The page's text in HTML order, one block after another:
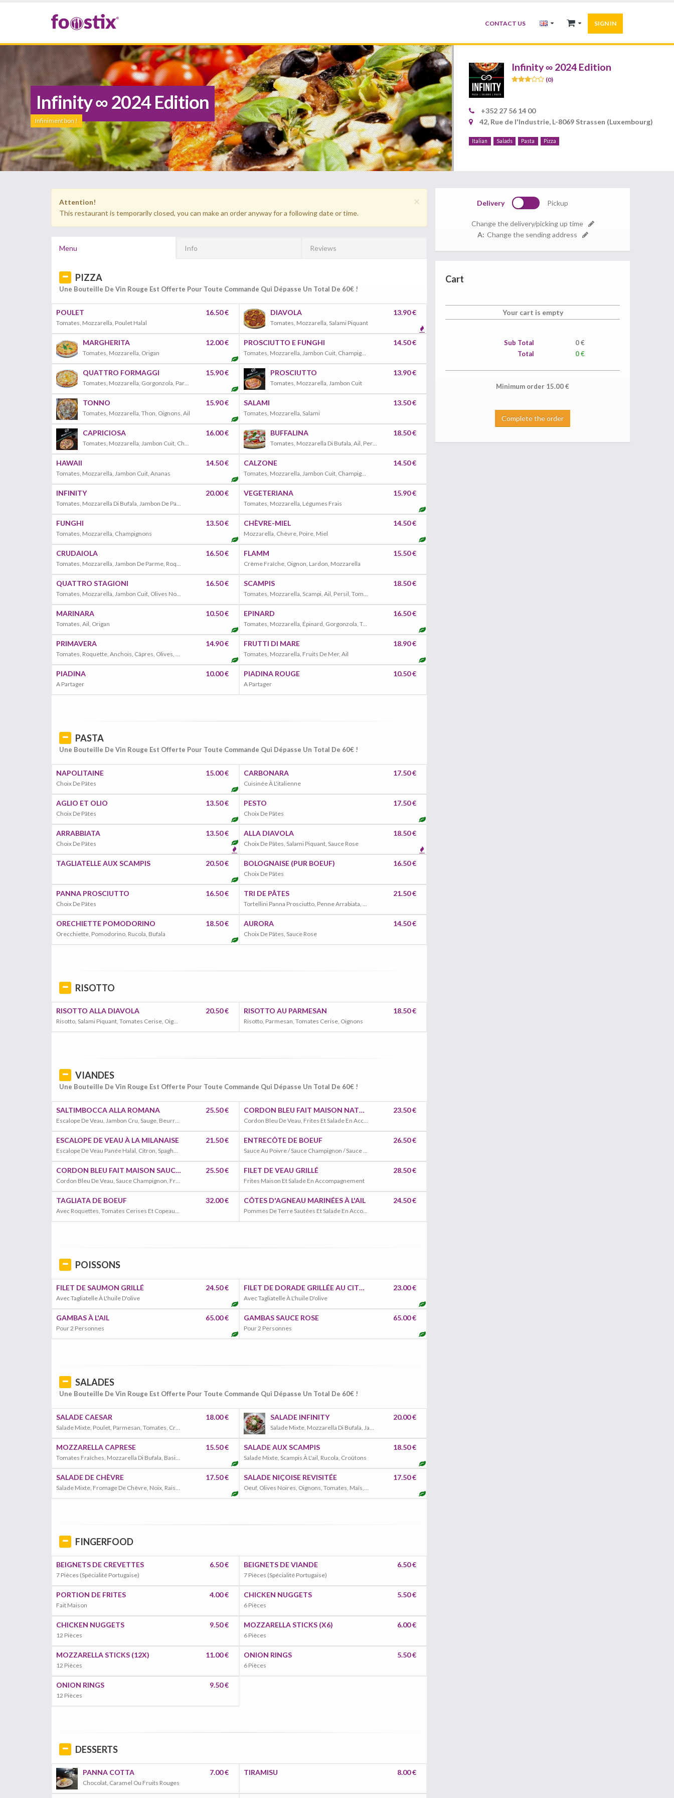
CONTACT US SIGN IN
Infinity ∞ 2024 Edition
Infiniment bon !
Infinity ∞ 2024 Edition
(0)
+352 27 56 14 00
42, Rue de l'Industrie, L-8069 Strassen (Luxembourg)
Italian Salads Pasta Pizza
×
Attention!
This restaurant is temporarily closed, you can make an order anyway for a following date or time.
Menu Info Reviews
PIZZA
Une Bouteille De Vin Rouge Est Offerte Pour Toute Commande Qui Dépasse Un Total De 60€ !
POULET
Tomates, Mozzarella, Poulet Halal
16.50 € DIAVOLA
Tomates, Mozzarella, Salami Piquant
13.90 €
MARGHERITA
Tomates, Mozzarella, Origan
12.00 € PROSCIUTTO E FUNGHI
Tomates, Mozzarella, Jambon Cuit, Champignons
14.50 €
QUATTRO FORMAGGI
Tomates, Mozzarella, Gorgonzola, Parmesan, Chèvre
15.90 € PROSCIUTTO
Tomates, Mozzarella, Jambon Cuit
13.90 €
TONNO
Tomates, Mozzarella, Thon, Oignons, Ail
15.90 € SALAMI
Tomates, Mozzarella, Salami
13.50 €
CAPRICIOSA
Tomates, Mozzarella, Jambon Cuit, Champignon, Olives, Artichauts, Oeuf
16.00 € BUFFALINA
Tomates, Mozzarella Di Bufala, Ail, Persil, Tomates Cerises, Jambon De Parme
18.50 €
HAWAII
Tomates, Mozzarella, Jambon Cuit, Ananas
14.50 € CALZONE
Tomates, Mozzarella, Jambon Cuit, Champignons
14.50 €
INFINITY
Tomates, Mozzarella Di Bufala, Jambon De Parme, Oeuf, Olives, Ail, Parmesan Et Rucola
20.00 € VEGETERIANA
Tomates, Mozzarella, Légumes Frais
15.90 €
FUNGHI
Tomates, Mozzarella, Champignons
13.50 € CHÈVRE-MIEL
Mozzarella, Chèvre, Poire, Miel
14.50 €
CRUDAIOLA
Tomates, Mozzarella, Jambon De Parme, Roquette, Parmesan, Tomates Cerises
16.50 € FLAMM
Crème Fraîche, Oignon, Lardon, Mozzarella
15.50 €
QUATTRO STAGIONI
Tomates, Mozzarella, Jambon Cuit, Olives Noires, Artichauts, Champignons
16.50 € SCAMPIS
Tomates, Mozzarella, Scampi, Ail, Persil, Tomates Cerises
18.50 €
MARINARA
Tomates, Ail, Origan
10.50 € EPINARD
Tomates, Mozzarella, Épinard, Gorgonzola, Tomates Cerises, Parmigiano
16.50 €
PRIMAVERA
Tomates, Roquette, Anchois, Câpres, Olives, Parmigiano
14.90 € FRUTTI DI MARE
Tomates, Mozzarella, Fruits De Mer, Ail
18.90 €
PIADINA
A Partager
10.00 € PIADINA ROUGE
A Partager
10.50 €
PASTA
Une Bouteille De Vin Rouge Est Offerte Pour Toute Commande Qui Dépasse Un Total De 60€ !
NAPOLITAINE
Choix De Pâtes
15.00 € CARBONARA
Cuisinée À L'italienne
17.50 €
AGLIO ET OLIO
Choix De Pâtes
13.50 € PESTO
Choix De Pâtes
17.50 €
ARRABBIATA
Choix De Pâtes
13.50 € ALLA DIAVOLA
Choix De Pâtes, Salami Piquant, Sauce Rose
18.50 €
TAGLIATELLE AUX SCAMPIS 20.50 € BOLOGNAISE (PUR BOEUF)
Choix De Pâtes
16.50 €
PANNA PROSCIUTTO
Choix De Pâtes
16.50 € TRI DE PÂTES
Tortellini Panna Prosciutto, Penne Arrabiata, Spaghetti Al Pesto
21.50 €
ORECHIETTE POMODORINO
Orecchiette, Pomodorino, Rucola, Bufala
18.50 € AURORA
Choix De Pâtes, Sauce Rose
14.50 €
RISOTTO
RISOTTO ALLA DIAVOLA
Risotto, Salami Piquant, Tomates Cerise, Oignons
20.50 € RISOTTO AU PARMESAN
Risotto, Parmesan, Tomates Cerise, Oignons
18.50 €
VIANDES
Une Bouteille De Vin Rouge Est Offerte Pour Toute Commande Qui Dépasse Un Total De 60€ !
SALTIMBOCCA ALLA ROMANA
Escalope De Veau, Jambon Cru, Sauge, Beurre, Vin Blanc, Frites Et Salade En Accompagnement
25.50 € CORDON BLEU FAIT MAISON NATURE
Cordon Bleu De Veau, Frites Et Salade En Accompagnement
23.50 €
ESCALOPE DE VEAU À LA MILANAISE
Escalope De Veau Panée Halal, Citron, Spaghetti Bolognaise Boeuf En Accompagnement
21.50 € ENTRECÔTE DE BOEUF
Sauce Au Poivre / Sauce Champignon / Sauce Gorgonzola, Frites Et Salade En Accompagnement
26.50 €
CORDON BLEU FAIT MAISON SAUCE CHAMPIGNON
Cordon Bleu De Veau, Sauce Champignon, Frites Et Salade En Accompagnement
25.50 € FILET DE VEAU GRILLÉ
Frites Maison Et Salade En Accompagnement
28.50 €
TAGLIATA DE BOEUF
Avec Roquettes, Tomates Cerises Et Copeaux De Parmesan
32.00 € CÔTES D'AGNEAU MARINÉES À L'AIL
Pommes De Terre Sautées Et Salade En Accompagnement
24.50 €
POISSONS
FILET DE SAUMON GRILLÉ
Avec Tagliatelle À L'huile D'olive
24.50 € FILET DE DORADE GRILLÉE AU CITRON
Avec Tagliatelle À L'huile D'olive
23.00 €
GAMBAS À L'AIL
Pour 2 Personnes
65.00 € GAMBAS SAUCE ROSE
Pour 2 Personnes
65.00 €
SALADES
Une Bouteille De Vin Rouge Est Offerte Pour Toute Commande Qui Dépasse Un Total De 60€ !
SALADE CAESAR
Salade Mixte, Poulet, Parmesan, Tomates, Croutons
18.00 € SALADE INFINITY
Salade Mixte, Mozzarella Di Bufala, Jambon De Parme, Tomates Fraîches, Rucola, Parmesan, Balsamique
20.00 €
MOZZARELLA CAPRESE
Tomates Fraîches, Mozzarella Di Bufala, Basilic Frais, Olives
15.50 € SALADE AUX SCAMPIS
Salade Mixte, Scampis À L'ail, Rucola, Croûtons
18.50 €
SALADE DE CHÈVRE
Salade Mixte, Fromage De Chèvre, Noix, Raisins Secs
17.50 € SALADE NIÇOISE REVISITÉE
Oeuf, Olives Noires, Oignons, Tomates, Maïs, Thon, Haricots Verts
17.50 €
FINGERFOOD
BEIGNETS DE CREVETTES
7 Pièces (Spécialité Portugaise)
6.50 € BEIGNETS DE VIANDE
7 Pièces (Spécialité Portugaise)
6.50 €
PORTION DE FRITES
Fait Maison
4.00 € CHICKEN NUGGETS
6 Pièces
5.50 €
CHICKEN NUGGETS
12 Pièces
9.50 € MOZZARELLA STICKS (X6)
6 Pièces
6.00 €
MOZZARELLA STICKS (12X)
12 Pièces
11.00 € ONION RINGS
6 Pièces
5.50 €
ONION RINGS
12 Pièces
9.50 €
DESSERTS
PANNA COTTA
Chocolat, Caramel Ou Fruits Rouges
7.00 € TIRAMISU 8.00 €
Delivery Pickup
Change the delivery/picking up time
A: Change the sending address
Cart
Your cart is empty
Sub Total 0€
Total
0 €
Minimum order 15.00€
Complete the order